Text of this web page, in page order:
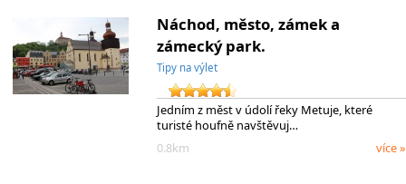
Náchod, město, zámek a
zámecký park.
Tipy na výlet
Jedním z měst v údolí řeky Metuje, které
turisté houfně navštěvuj…
0.8km
více »